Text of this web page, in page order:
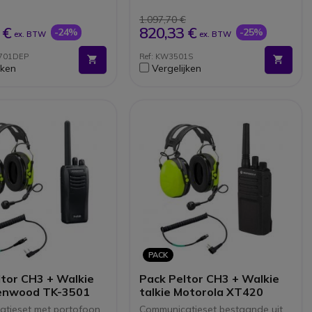
militaire
geluid van zeer
encryptie
SCAN-functies
ex. BTW -24%
1.097,70 €
820,33 € ex. BTW -25%
Ref: KW3501S
Vergelijken
CH3 + Walkie
TK-3501
met portofoon
PACK
Pack Peltor CH3 + Walkie
talkie Motorola XT420
Communicatieset bestaande uit